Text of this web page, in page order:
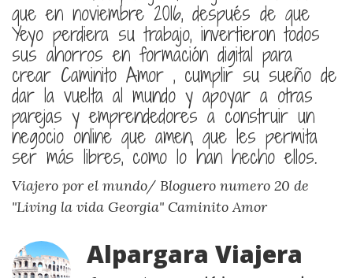
que en noviembre 2016, después de que
Yeyo perdiera su trabajo, invertieron todos
sus ahorros en formación digital para
crear Caminito Amor , cumplir su sueño de
dar la vuelta al mundo y apoyar a otras
parejas y emprendedores a construir un
negocio online que amen, que les permita
ser más libres, como lo han hecho ellos.
Viajero por el mundo/ Bloguero numero 20 de
"Living la vida Georgia" Caminito Amor
Alpargara Viajera